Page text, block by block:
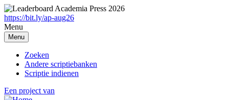
Overslaan
en
naar
de
inhoud
gaan
https://bit.ly/ap-aug26
Menu
Menu
Zoeken
Andere scriptiebanken
Scriptie indienen
Een project van